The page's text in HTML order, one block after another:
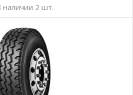
наличии 2 шт.